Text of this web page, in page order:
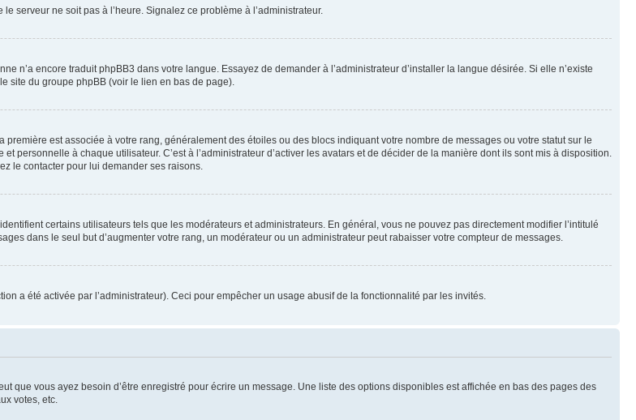
serveur ne soit pas à l’heure. Signalez ce problème à l’administrateur.
n’a encore traduit phpBB3 dans votre langue. Essayez de demander à l’administrateur d’installer la langue désirée. Si elle n’existe
site du groupe phpBB (voir le lien en bas de page).
est associée à votre rang, généralement des étoiles ou des blocs indiquant votre nombre de messages ou votre statut sur le
personnelle à chaque utilisateur. C’est à l’administrateur d’activer les avatars et de décider de la manière dont ils sont mis à disposition.
le contacter pour lui demander ses raisons.
certains utilisateurs tels que les modérateurs et administrateurs. En général, vous ne pouvez pas directement modifier l’intitulé
dans le seul but d’augmenter votre rang, un modérateur ou un administrateur peut rabaisser votre compteur de messages.
a été activée par l’administrateur). Ceci pour empêcher un usage abusif de la fonctionnalité par les invités.
que vous ayez besoin d’être enregistré pour écrire un message. Une liste des options disponibles est affichée en bas des pages des
votes, etc.